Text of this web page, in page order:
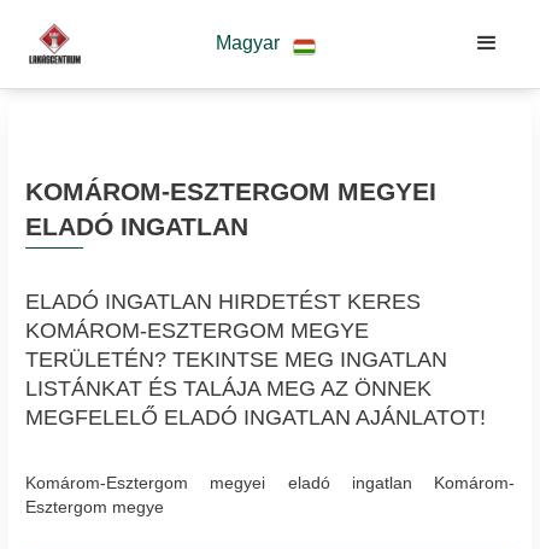
Magyar
KOMÁROM-ESZTERGOM MEGYEI
ELADÓ INGATLAN
ELADÓ INGATLAN HIRDETÉST KERES
KOMÁROM-ESZTERGOM MEGYE
TERÜLETÉN? TEKINTSE MEG INGATLAN
LISTÁNKAT ÉS TALÁJA MEG AZ ÖNNEK
MEGFELELŐ ELADÓ INGATLAN AJÁNLATOT!
Komárom-Esztergom megyei eladó ingatlan Komárom-
Esztergom megye